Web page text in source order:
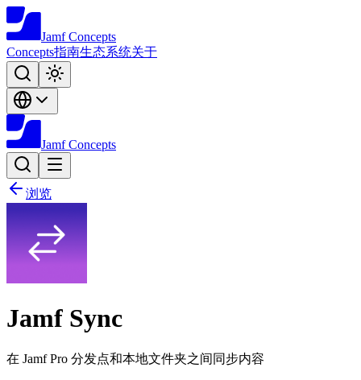
Jamf Concepts
Concepts指南生态系统关于
Jamf Concepts
浏览
Jamf Sync
在 Jamf Pro 分发点和本地文件夹之间同步内容